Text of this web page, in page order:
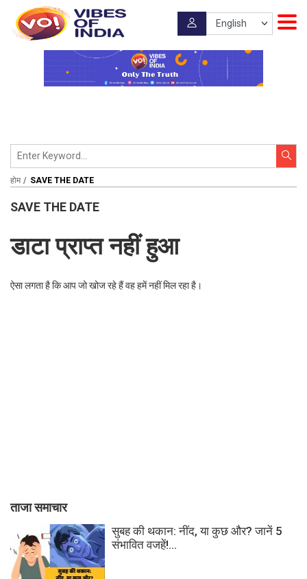
होम SAVE THE DATE
SAVE THE DATE
डाटा प्राप्त नहीं हुआ
ऐसा लगता है कि आप जो खोज रहे हैं वह हमें नहीं मिल रहा है।
ताजा समाचार
सुबह की थकान: नींद, या कुछ और? जानें 5
संभावित वजहें!...